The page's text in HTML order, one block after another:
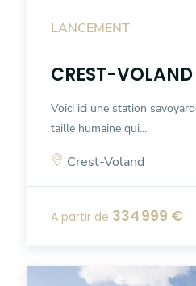
LANCEMENT
CREST-VOLAND
Voici ici une station
taille humaine qui...
Crest-Voland
A partir de 334 999 €